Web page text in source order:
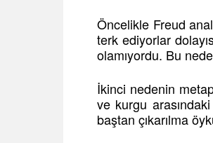
Öncelikle Freud
terk ediyorlar
olamıyordu. Bu
İkinci nedenin
ve kurgu arasındaki
baştan çıkarılma